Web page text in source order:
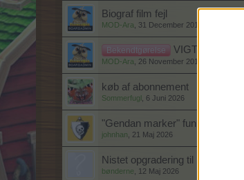
Biograf film fejl
MOD-Ara 31 December 2015
Bekendtgørelse VIGTIGT!! Læs
MOD-Ara 26 November 2013
køb af abonnement
Sommerfugl 6 Juni 2026
"Gendan marker" funktion
johnhan 21 Maj 2026
Nistet opgradering til Fåraos
bønderne 12 Maj 2026